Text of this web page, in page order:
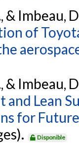
& Imbeau,
of
& Imbeau,
and Lean
for
Disponible